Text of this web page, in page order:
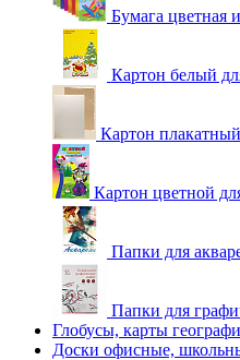
Бумага цветная
Картон белый
Картон
Картон цветной
Папки для
Папки для
Глобусы, карты
Доски офисные,